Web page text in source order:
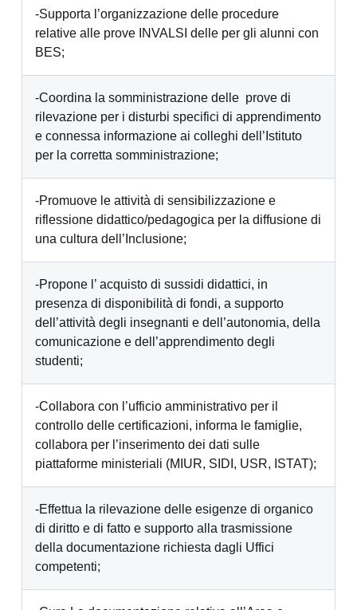
-Supporta l’organizzazione delle procedure
relative alle prove INVALSI delle per gli alunni con
BES;
-Coordina la somministrazione delle prove di
rilevazione per i disturbi specifici di apprendimento
e connessa informazione ai colleghi dell’Istituto
per la corretta somministrazione;
-Promuove le attività di sensibilizzazione e
riflessione didattico/pedagogica per la diffusione di
una cultura dell’Inclusione;
-Propone l’ acquisto di sussidi didattici, in
presenza di disponibilità di fondi, a supporto
dell’attività degli insegnanti e dell’autonomia, della
comunicazione e dell’apprendimento degli
studenti;
-Collabora con l’ufficio amministrativo per il
controllo delle certificazioni, informa le famiglie,
collabora per l’inserimento dei dati sulle
piattaforme ministeriali (MIUR, SIDI, USR, ISTAT);
-Effettua la rilevazione delle esigenze di organico
di diritto e di fatto e supporto alla trasmissione
della documentazione richiesta dagli Uffici
competenti;